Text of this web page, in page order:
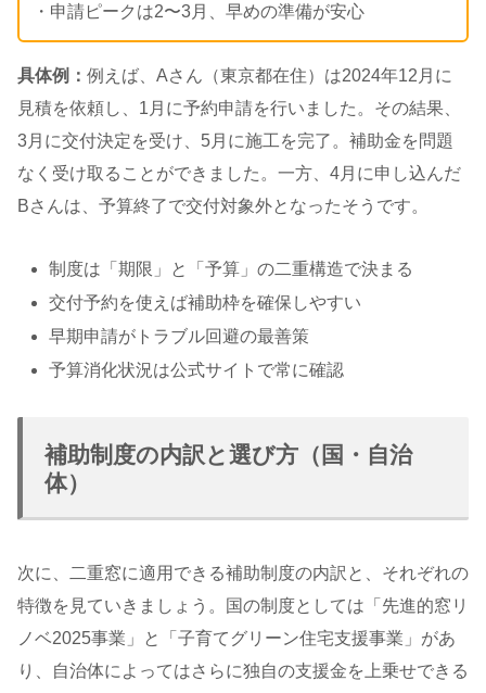
・申請ピークは2〜3月、早めの準備が安心
具体例： 例えば、Aさん（東京都在住）は2024年12月に
見積を依頼し、1月に予約申請を行いました。その結果、
3月に交付決定を受け、5月に施工を完了。補助金を問題
なく受け取ることができました。一方、4月に申し込んだ
Bさんは、予算終了で交付対象外となったそうです。
制度は「期限」と「予算」の二重構造で決まる
交付予約を使えば補助枠を確保しやすい
早期申請がトラブル回避の最善策
予算消化状況は公式サイトで常に確認
補助制度の内訳と選び方（国・自治
体）
次に、二重窓に適用できる補助制度の内訳と、それぞれの
特徴を見ていきましょう。国の制度としては「先進的窓リ
ノベ2025事業」と「子育てグリーン住宅支援事業」があ
り、自治体によってはさらに独自の支援金を上乗せできる